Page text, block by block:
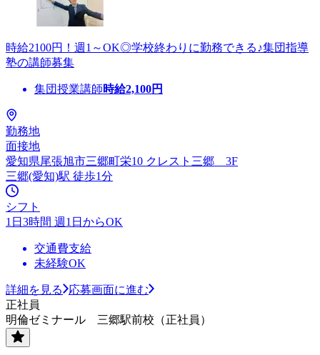
時給2100円！週1～OK◎学校終わりに勤務できる♪集団指導
塾の講師募集
集団授業講師時給2,100円
勤務地
面接地
愛知県尾張旭市三郷町栄10 クレスト三郷 3F
三郷(愛知)駅 徒歩1分
シフト
1日3時間 週1日からOK
交通費支給
未経験OK
詳細を見る
応募画面に進む
正社員
明倫ゼミナール 三郷駅前校（正社員）